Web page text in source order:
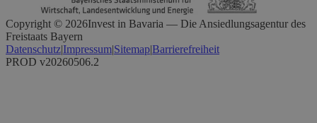
Copyright © 2026Invest in Bavaria — Die Ansiedlungsagentur des
Freistaats Bayern
Datenschutz|Impressum|Sitemap|Barrierefreiheit
PROD v20260506.2